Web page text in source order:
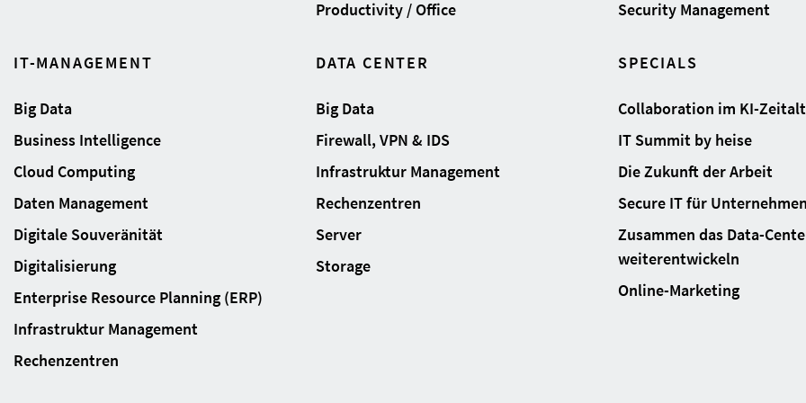
Productivity / Office
Security Management
IT-MANAGEMENT
Big Data
Business Intelligence
Cloud Computing
Daten Management
Digitale Souveränität
Digitalisierung
Enterprise Resource Planning (ERP)
Infrastruktur Management
Rechenzentren
DATA CENTER
Big Data
Firewall, VPN & IDS
Infrastruktur Management
Rechenzentren
Server
Storage
SPECIALS
Collaboration im KI-
IT Summit by heise
Die Zukunft der Arbeit
Secure IT für Unternehmen
Zusammen das Data-
weiterentwickeln
Online-Marketing